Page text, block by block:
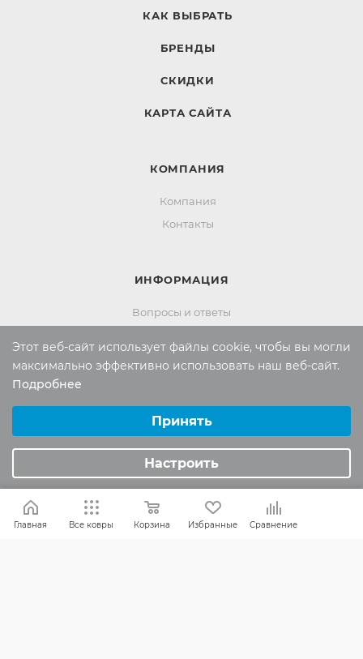
КАК ВЫБРАТЬ
БРЕНДЫ
СКИДКИ
КАРТА САЙТА
КОМПАНИЯ
Компания
Контакты
ИНФОРМАЦИЯ
Вопросы и ответы
Политика конфиденциальности
ПОМОЩЬ
Оплата и доставка
Обмен и возврат
Россия:8 (800) 101-38-97
Главная Все ковры Корзина Избранные Сравнение
Этот веб-сайт использует файлы cookie, чтобы вы могли
максимально эффективно использовать наш веб-сайт.
Подробнее
Аналитические/Функциональные
Принять
Настроить